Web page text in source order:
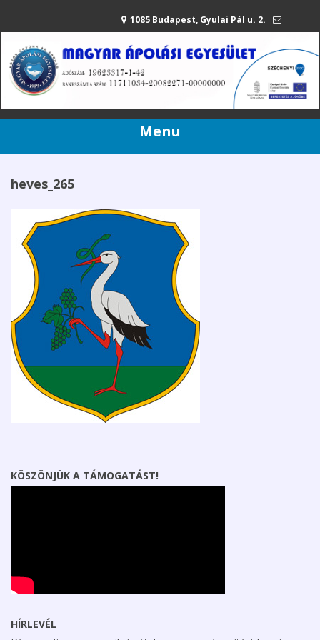
1085 Budapest, Gyulai Pál u. 2.
mae@apolasiegyesulet.hu 20/216-42-80
Menu
heves_265
KÖSZÖNJÜK A TÁMOGATÁST!
HÍRLEVÉL